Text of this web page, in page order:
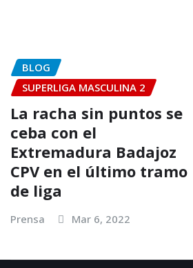
BLOG
SUPERLIGA MASCULINA 2
La racha sin puntos se
ceba con el
Extremadura Badajoz
CPV en el último tramo
de liga
Prensa Mar 6, 2022